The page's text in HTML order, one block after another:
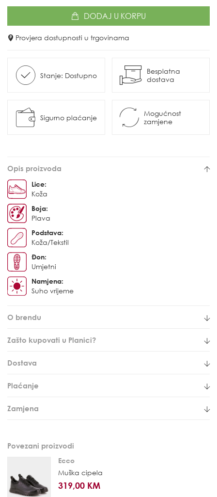
DODAJ U KORPU
Provjera dostupnosti u trgovinama
Stanje: Dostupno
Besplatna
dostava
Sigurno plaćanje
Mogućnost
zamjene
Opis proizvoda
Lice:
Koža
Boja:
Plava
Podstava:
Koža/Tekstil
Đon:
Umjetni
Namjena:
Suho vrijeme
O brendu
Zašto kupovati u Planici?
Dostava
Plaćanje
Zamjena
Povezani proizvodi
Ecco
Muška cipela
319,00 KM